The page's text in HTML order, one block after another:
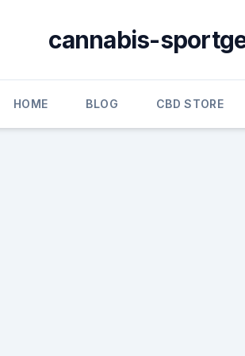
cannabis-
HOME BLOG CBD STORE